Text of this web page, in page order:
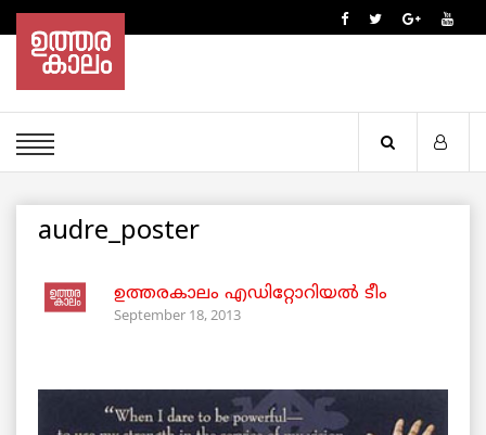
audre_poster
ഉത്തരകാലം എഡിറ്റോറിയല്‍ ടീം
September 18, 2013